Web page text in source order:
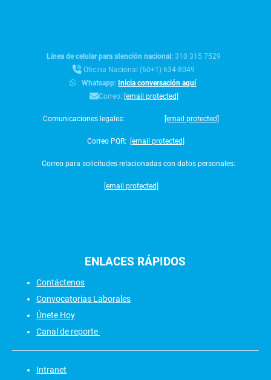
Línea de celular para atención nacional:310 315 7529
Oficina Nacional (60+1) 634-8049
:Whatsapp:Inicia conversación aquí
Correo: [email protected]
Comunicaciones legales: [email protected]
Correo PQR: [email protected]
Correo para solicitudes relacionadas con datos personales:
[email protected]
ENLACES RÁPIDOS
Contáctenos
Convocatorias Laborales
Únete Hoy
Canal de reporte
Intranet